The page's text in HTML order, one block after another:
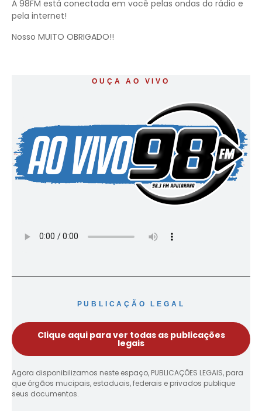
A 98FM está conectada em você pelas ondas do rádio e
pela internet!
Nosso MUITO OBRIGADO!!
OUÇA AO VIVO
PUBLICAÇÃO LEGAL
Clique aqui para ver todas as publicações
legais
Agora disponibilizamos neste espaço, PUBLICAÇÕES LEGAIS, para
que órgãos mucipais, estaduais, federais e privados publique
seus documentos.